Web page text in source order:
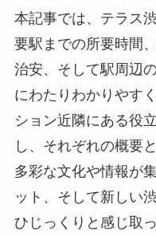
本記事では、テラス
要駅までの所要時間
治安、そして駅周辺
にわたりわかりやす
ション近隣にある役
し、それぞれの概要
多彩な文化や情報が
ット、そして新しい
ひじっくりと感じ取